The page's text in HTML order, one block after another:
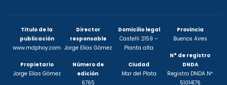
Titulo de la
publicación
www.mdphoy.com
Propietario
Jorge Elías Gómez
Director
responsable
Jorge Elías Gómez
Número de
edición
6765
Domicilio legal
Castelli 2159 –
Planta alta
Ciudad
Mar del Plata
Provincia
Buenos Aires
N° de registro
DNDA
Registro DNDA Nº
51014176